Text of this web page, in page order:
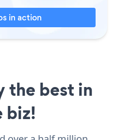
in action
the best in
biz!